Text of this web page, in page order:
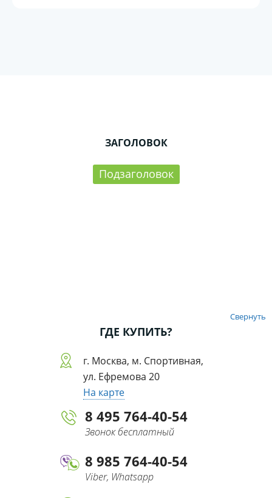
ЗАГОЛОВОК
Подзаголовок
Свернуть
ГДЕ КУПИТЬ?
г. Москва, м. Спортивная,
ул. Ефремова 20
На карте
8 495 764-40-54
Звонок бесплатный
8 985 764-40-54
Viber, Whatsapp